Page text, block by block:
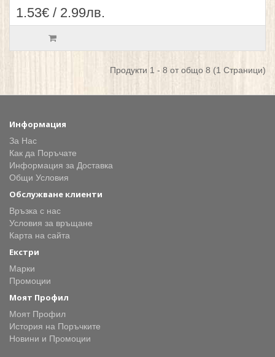
1.53€ / 2.99лв.
Продукти 1 - 8 от общо 8 (1 Страници)
Информация
За Нас
Как да Поръчате
Информация за Доставка
Общи Условия
Обслужване клиенти
Връзка с нас
Условия за връщане
Карта на сайта
Екстри
Марки
Промоции
Моят Профил
Моят Профил
История на Поръчките
Новини и Промоции